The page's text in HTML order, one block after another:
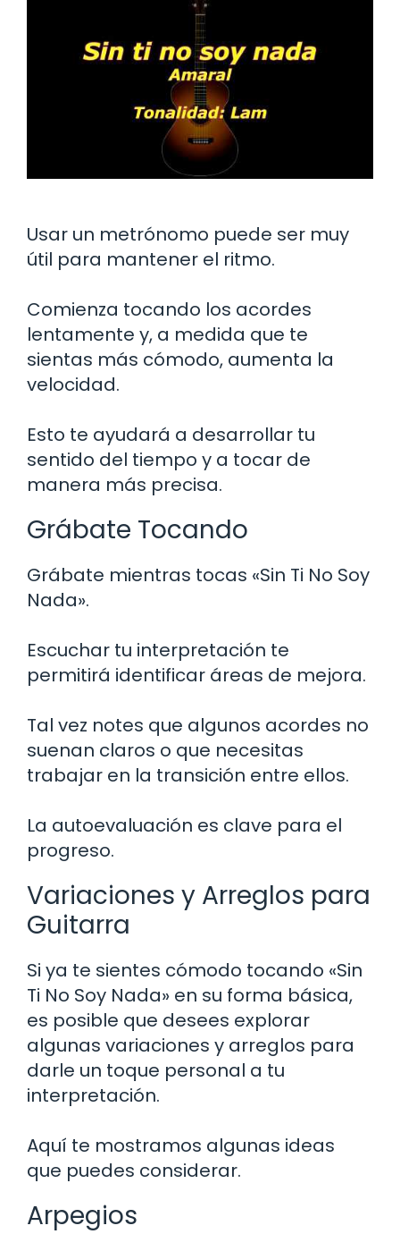
Usar un metrónomo puede ser muy
útil para mantener el ritmo.
Comienza tocando los acordes
lentamente y, a medida que te
sientas más cómodo, aumenta la
velocidad.
Esto te ayudará a desarrollar tu
sentido del tiempo y a tocar de
manera más precisa.
Grábate Tocando
Grábate mientras tocas «Sin Ti No Soy
Nada».
Escuchar tu interpretación te
permitirá identificar áreas de mejora.
Tal vez notes que algunos acordes no
suenan claros o que necesitas
trabajar en la transición entre ellos.
La autoevaluación es clave para el
progreso.
Variaciones y Arreglos para
Guitarra
Si ya te sientes cómodo tocando «Sin
Ti No Soy Nada» en su forma básica,
es posible que desees explorar
algunas variaciones y arreglos para
darle un toque personal a tu
interpretación.
Aquí te mostramos algunas ideas
que puedes considerar.
Arpegios